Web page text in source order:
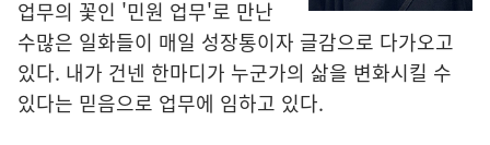
업무의 꽃인 '민원 업무'로 만난
수많은 일화들이 매일 성장통이자 글감으로 다가오고
있다. 내가 건넨 한마디가 누군가의 삶을 변화시킬 수
있다는 믿음으로 업무에 임하고 있다.